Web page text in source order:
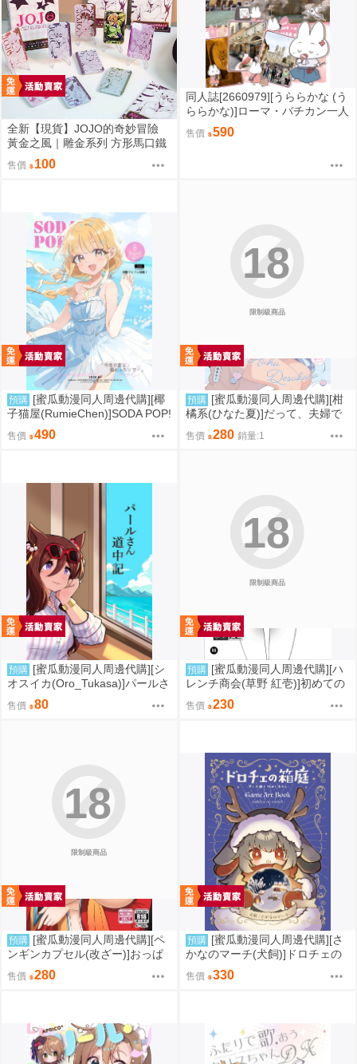
全新【現貨】JOJO的奇妙冒險
黃金之風｜雕金系列 方形馬口鐵
徽章盲盒(全16款)
售價 100
同人誌[2660979][うららかな (う
ららかな)]ローマ・バチカン一人
旅行記 前編 (其他)
售價 590
預購 [蜜瓜動漫同人周邊代購][椰
子猫屋(RumieChen)]SODA POP!
(學園偶像大師)(同人誌)
售價 490
限制級商品
18
預購 [蜜瓜動漫同人周邊代購][柑
橘系(ひなた夏)]だって、夫婦で
すから(無職轉生)(同人誌)
售價 280 銷量:1
預購 [蜜瓜動漫同人周邊代購][シ
オスイカ(Oro_Tukasa)]パールさ
ん道中記(賽馬娘)(同人誌)
售價 80
限制級商品
18
預購 [蜜瓜動漫同人周邊代購][ハ
レンチ商会(草野 紅壱)]初めての
彼女、初めての彼氏。4.5(同人
誌)
售價 230
限制級商品
18
預購 [蜜瓜動漫同人周邊代購][ペ
ンギンカプセル(改ざー)]おっぱ
いで挟まれる幸せを指揮官様に
(碧藍航線)(同人誌)
售價 280
預購 [蜜瓜動漫同人周邊代購][さ
かなのマーチ(犬飼)]ドロチェの
箱庭-冬とお酒とそれからわたし-
(同人誌)
售價 330